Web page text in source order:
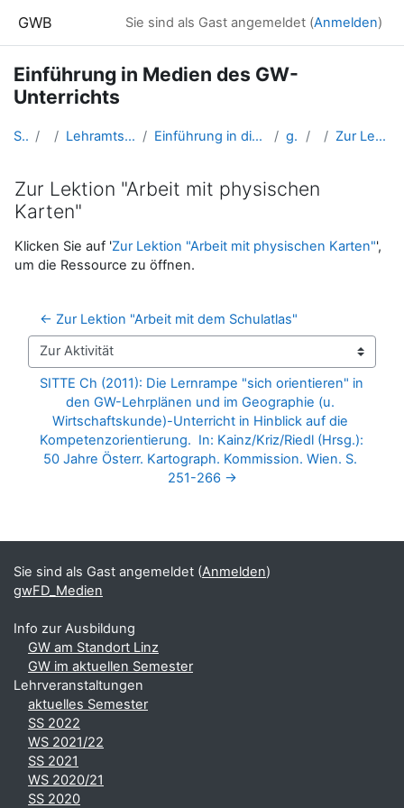
GWB Sie sind als Gast angemeldet (Anmelden)
Einführung in Medien des GW-
Unterrichts
Startseite Kurse Lehramtsausbildung GW im Cluster Österreich Mitte Einführung in die Fachdidaktik der Geographie und Wirtschaftskunde (GW B 1.2) gwFD_Medien Karte Zur Lektion "Arbeit mit physischen Karten"
Zur Lektion "Arbeit mit physischen
Karten"
Abschlussbedingungen
Klicken Sie auf 'Zur Lektion "Arbeit mit physischen Karten"',
um die Ressource zu öffnen.
← Zur Lektion "Arbeit mit dem Schulatlas"
Zur Aktivität
SITTE Ch (2011): Die Lernrampe "sich orientieren" in
den GW-Lehrplänen und im Geographie (u.
Wirtschaftskunde)-Unterricht in Hinblick auf die
Kompetenzorientierung.  In: Kainz/Kriz/Riedl (Hrsg.):
50 Jahre Österr. Kartograph. Kommission. Wien. S.
251-266 →
Ergänzungsblöcke
Sie sind als Gast angemeldet (Anmelden)
gwFD_Medien
Info zur Ausbildung
GW am Standort Linz
GW im aktuellen Semester
Lehrveranstaltungen
aktuelles Semester
SS 2022
WS 2021/22
SS 2021
WS 2020/21
SS 2020